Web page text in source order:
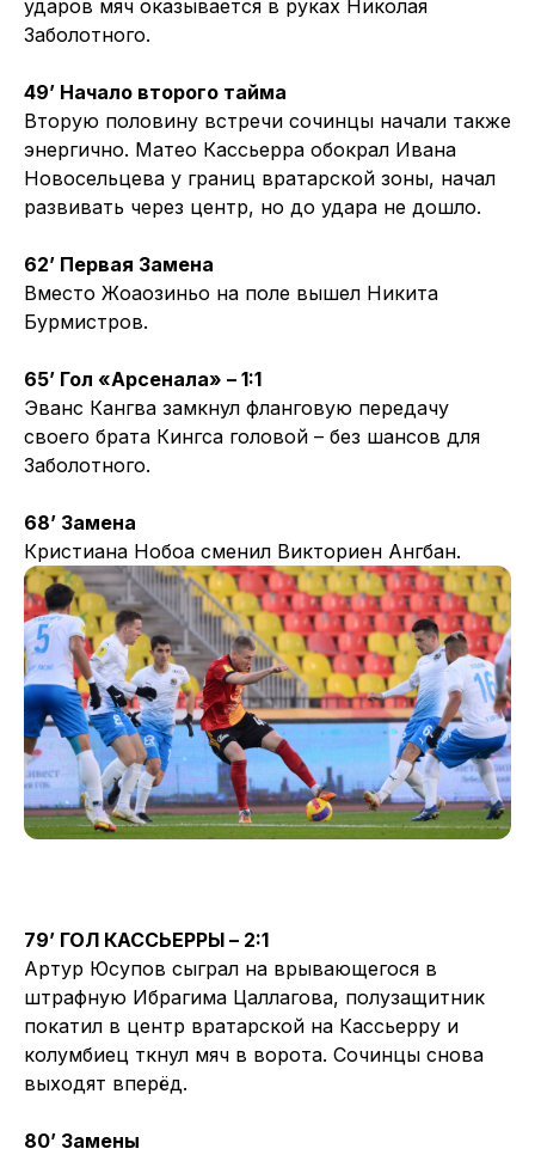
ударов мяч оказывается в руках Николая
Заболотного.
49’ Начало второго тайма
Вторую половину встречи сочинцы начали также
энергично. Матео Кассьерра обокрал Ивана
Новосельцева у границ вратарской зоны, начал
развивать через центр, но до удара не дошло.
62’ Первая Замена
Вместо Жоаозиньо на поле вышел Никита
Бурмистров.
65’ Гол «Арсенала» – 1:1
Эванс Кангва замкнул фланговую передачу
своего брата Кингса головой – без шансов для
Заболотного.
68’ Замена
Кристиана Нобоа сменил Викториен Ангбан.
79’ ГОЛ КАССЬЕРРЫ – 2:1
Артур Юсупов сыграл на врывающегося в
штрафную Ибрагима Цаллагова, полузащитник
покатил в центр вратарской на Кассьерру и
колумбиец ткнул мяч в ворота. Сочинцы снова
выходят вперёд.
80’ Замены